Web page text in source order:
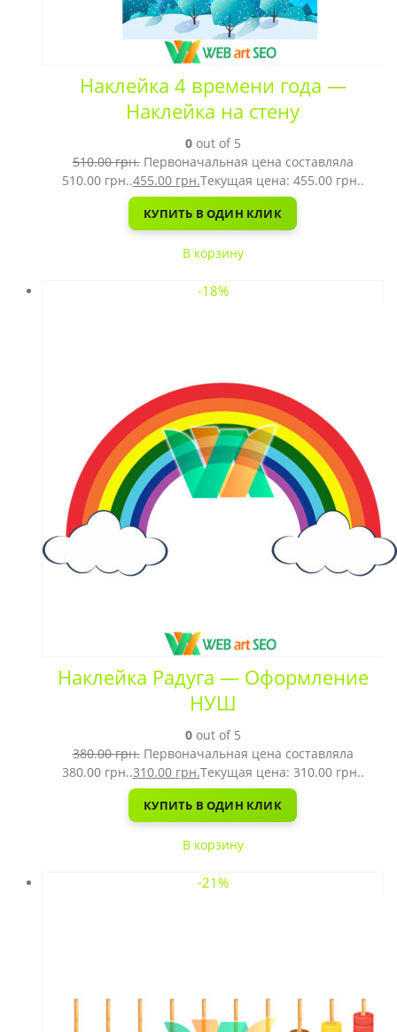
Наклейка 4 времени года —
Наклейка на стену
0out of 5
510.00грн. Первоначальная цена составляла
510.00 грн..455.00 грн.Текущая цена: 455.00 грн..
КУПИТЬ В ОДИН КЛИК
В корзину
-18%
Наклейка Радуга — Оформление
НУШ
0out of 5
380.00грн. Первоначальная цена составляла
380.00 грн..310.00 грн.Текущая цена: 310.00 грн..
КУПИТЬ В ОДИН КЛИК
В корзину
-21%